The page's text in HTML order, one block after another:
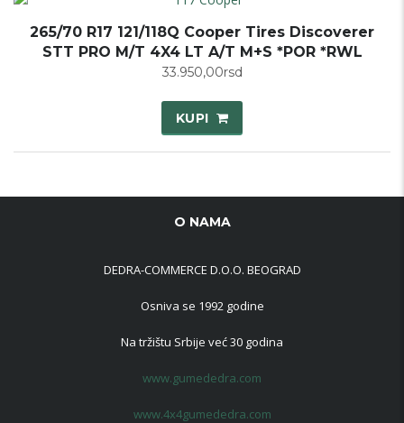
265/70 R17 121/118Q Cooper Tires Discoverer
STT PRO M/T 4X4 LT A/T M+S *POR *RWL
33.950,00rsd
KUPI
O NAMA
DEDRA-COMMERCE D.O.O. BEOGRAD
Osniva se 1992 godine
Na tržištu Srbije već 30 godina
www.gumededra.com
www.4x4gumededra.com